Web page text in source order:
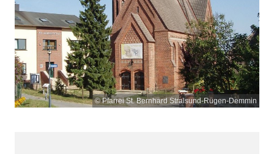
© Pfarrei St. Bernhard Stralsund-Rügen-Demmin